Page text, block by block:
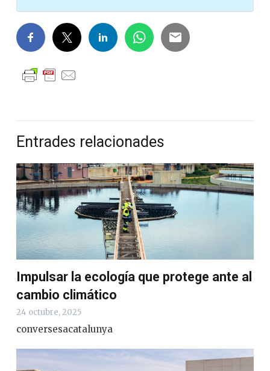
Entrades relacionades
Impulsar la ecología que protege ante al
cambio climático
24 octubre, 2025
conversesacatalunya